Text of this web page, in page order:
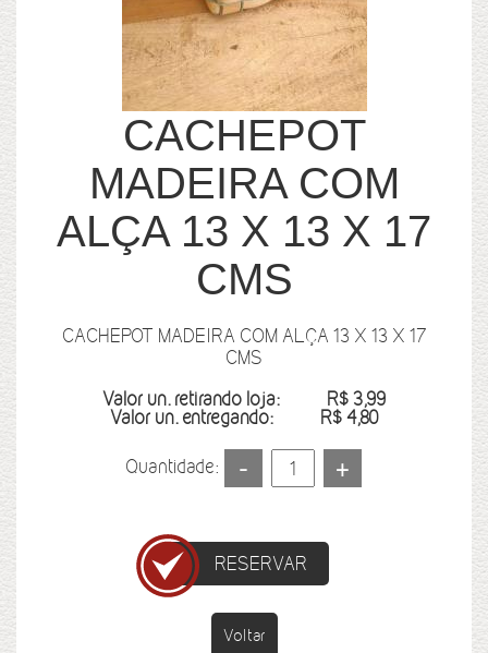
CACHEPOT
MADEIRA COM
ALÇA 13 X 13 X 17
CMS
CACHEPOT MADEIRA COM ALÇA 13 X 13 X 17
CMS
Valor un. retirando loja:
R$ 3,99
Valor un. entregando:
R$ 4,80
Quantidade:
RESERVAR
Voltar